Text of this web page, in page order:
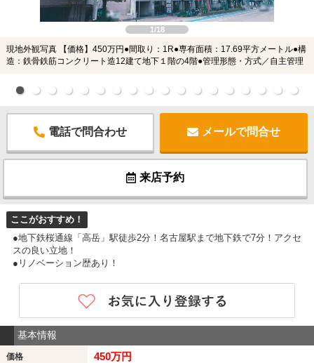
1/18
現地外観写真 【価格】450万円●間取り：1R●専有面積：17.69平方メートル●構
造：鉄骨鉄筋コンクリート造12建て地下１階の4階●管理形態・方式／自主管理
電話で問合わせ メールで問合せ
来店予約
ここがおすすめ！
●地下鉄桜通線「高岳」駅徒歩2分！名古屋駅まで地下鉄で7分！アクセ
スの良い立地！
●リノベーション歴あり！
基本情報
価格 450万円